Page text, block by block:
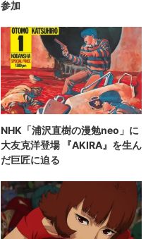
参加
NHK「浦沢直樹の漫勉neo」に
大友克洋登場 『AKIRA』を生ん
だ巨匠に迫る